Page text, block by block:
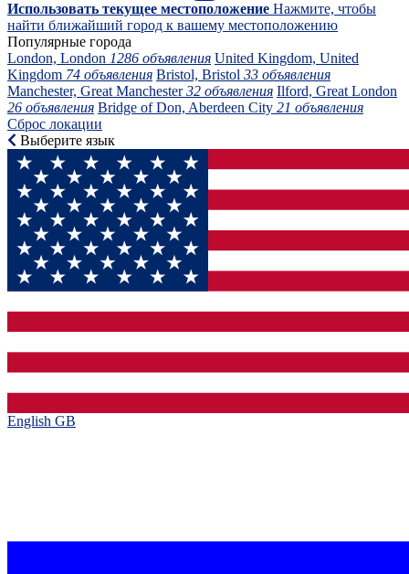
Использовать текущее местоположение Нажмите, чтобы
найти ближайший город к вашему местоположению
Популярные города
London, London 1286 объявления United Kingdom, United
Kingdom 74 объявления Bristol, Bristol 33 объявления
Manchester, Great Manchester32 объявления Ilford, Great London
26 объявления Bridge of Don, Aberdeen City 21 объявления
Сброс локации
Выберите язык
English GB‎